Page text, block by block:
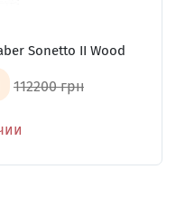
Sonetto II Wood
112200 грн